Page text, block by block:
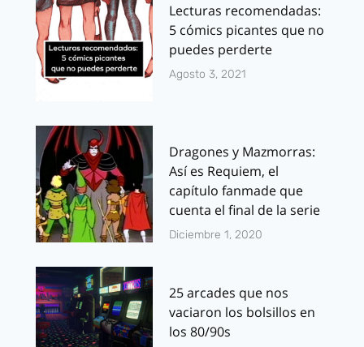
Lecturas recomendadas:
5 cómics picantes que no
puedes perderte
Agosto 3, 2021
Dragones y Mazmorras:
Así es Requiem, el
capítulo fanmade que
cuenta el final de la serie
Diciembre 1, 2020
25 arcades que nos
vaciaron los bolsillos en
los 80/90s